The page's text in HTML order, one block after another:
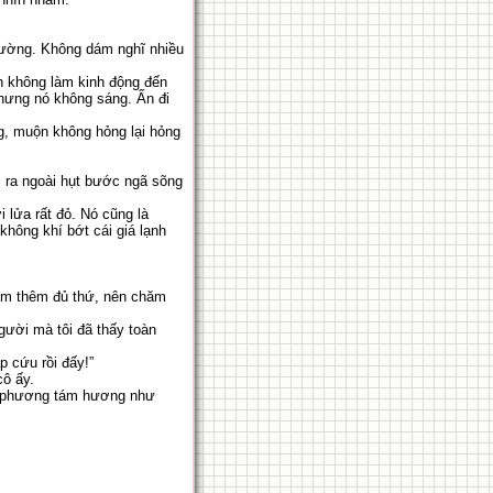
Không dám nghĩ nhiều
làm kinh động đến
nó không sáng. Ấn đi
muộn không hỏng lại hỏng
ngoài hụt bước ngã sõng
lửa rất đỏ. Nó cũng là
khí bớt cái giá lạnh
thêm đủ thứ, nên chăm
mà tôi đã thấy toàn
cứu rồi đấy!”
ấy.
tám hương như